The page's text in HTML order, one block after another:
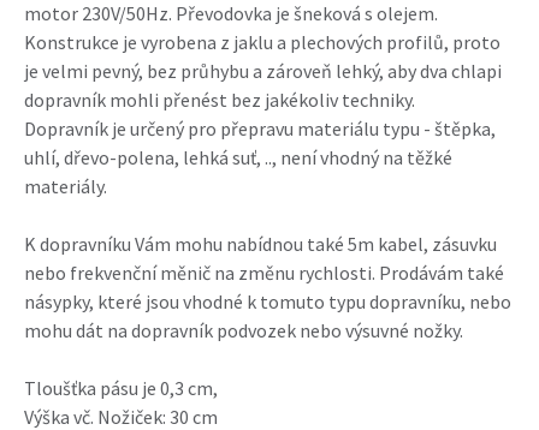
motor 230V/50Hz. Převodovka je šneková s olejem.
Konstrukce je vyrobena z jaklu a plechových profilů, proto
je velmi pevný, bez průhybu a zároveň lehký, aby dva chlapi
dopravník mohli přenést bez jakékoliv techniky.
Dopravník je určený pro přepravu materiálu typu - štěpka,
uhlí, dřevo-polena, lehká suť, .., není vhodný na těžké
materiály.
K dopravníku Vám mohu nabídnou také 5m kabel, zásuvku
nebo frekvenční měnič na změnu rychlosti. Prodávám také
násypky, které jsou vhodné k tomuto typu dopravníku, nebo
mohu dát na dopravník podvozek nebo výsuvné nožky.
Tloušťka pásu je 0,3 cm,
Výška vč. Nožiček: 30 cm